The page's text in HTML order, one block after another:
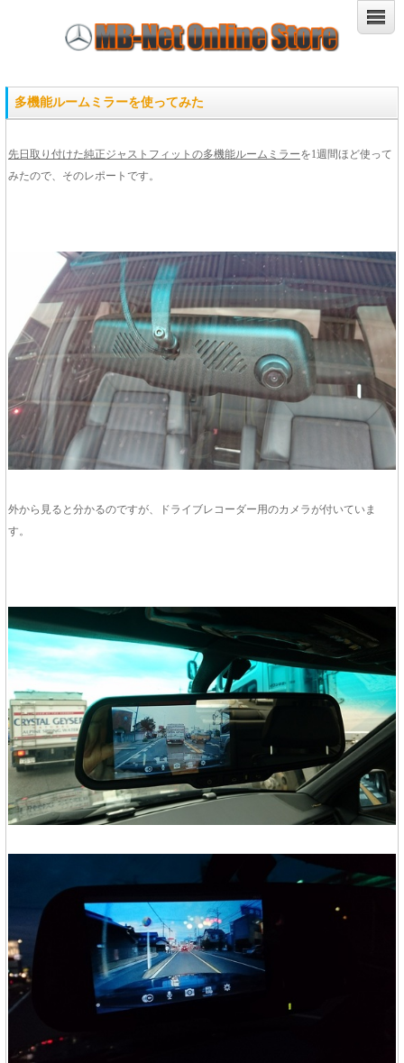
多機能ルームミラーを使ってみた
先日取り付けた純正ジャストフィットの多機能ルームミラーを1週間ほど使って
みたので、そのレポートです。
外から見ると分かるのですが、ドライブレコーダー用のカメラが付いていま
す。